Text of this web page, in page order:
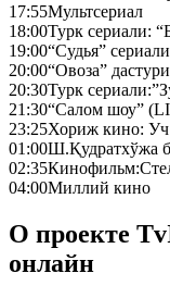
17:55Мультсериал
18:00Турк сериали:
19:00“Судья” сериали
20:00“Овоза”
20:30Турк
21:30“Салом шоу”
23:25Хориж кино: Уч
01:00Ш.Қудратхўжа
02:35
04:00Миллий кино
О проекте
онлайн